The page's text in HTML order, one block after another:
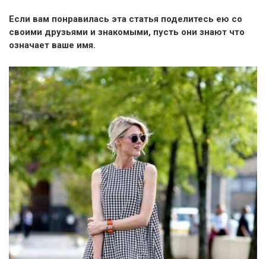
Если вам понравилась эта статья поделитесь ею со
своими друзьями и знакомыми, пусть они знают что
означает ваше имя.